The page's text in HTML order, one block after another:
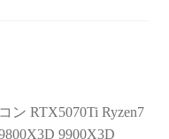
ン RTX5070Ti Ryzen7
9900X3D